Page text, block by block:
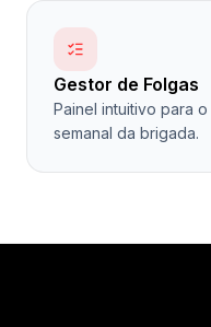
Gestor de Folgas
Painel intuitivo para
semanal da brigada.